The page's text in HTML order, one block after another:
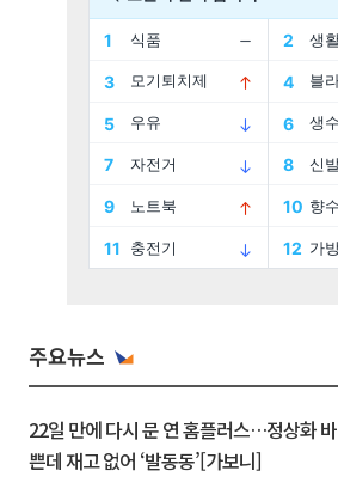
주요뉴스
22일 만에 다시 문 연 홈플러스…정상화 바
쁜데 재고 없어 ‘발동동’[가보니]